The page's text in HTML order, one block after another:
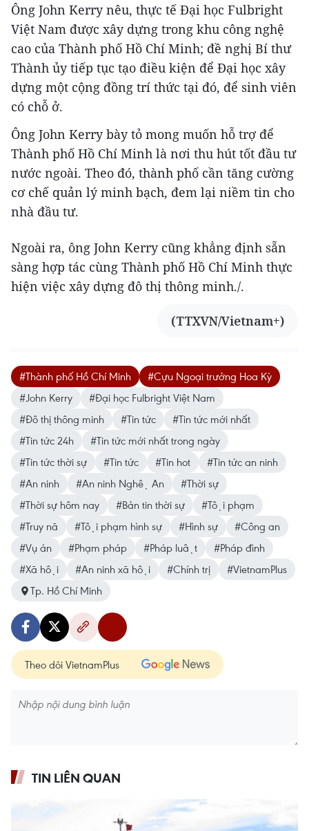
Ông John Kerry nêu, thực tế Đại học Fulbright
Việt Nam được xây dựng trong khu công nghệ
cao của Thành phố Hồ Chí Minh; đề nghị Bí thư
Thành ủy tiếp tục tạo điều kiện để Đại học xây
dựng một cộng đồng trí thức tại đó, để sinh viên
có chỗ ở.
Ông John Kerry bày tỏ mong muốn hỗ trợ để
Thành phố Hồ Chí Minh là nơi thu hút tốt đầu tư
nước ngoài. Theo đó, thành phố cần tăng cường
cơ chế quản lý minh bạch, đem lại niềm tin cho
nhà đầu tư.
Ngoài ra, ông John Kerry cũng khẳng định sẵn
sàng hợp tác cùng Thành phố Hồ Chí Minh thực
hiện việc xây dựng đô thị thông minh./.
(TTXVN/Vietnam+)
#Thành phố Hồ Chí Minh
#Cựu Ngoại trưởng Hoa Kỳ
#John Kerry
#Đại học Fulbright Việt Nam
#Đô thị thông minh
#Tin tức
#Tin tức mới nhất
#Tin tức 24h
#Tin tức mới nhất trong ngày
#Tin tức thời sự
#Tin tức #Tin hot
#Tin tức an ninh
#An ninh
#An ninh Nghệ An
#Thời sự
#Thời sự hôm nay
#Bản tin thời sự
#Tội phạm
#Truy nã
#Tội phạm hình sự #Hình sự
#Công an
#Vụ án
#Phạm pháp #Pháp luật
#Pháp đình
#Xã hội
#An ninh xã hội #Chính trị
#VietnamPlus
Tp. Hồ Chí Minh
Theo dõi VietnamPlus
TIN LIÊN QUAN